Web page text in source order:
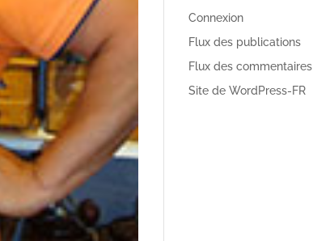
Connexion
Flux des publications
Flux des commentaires
Site de WordPress-FR